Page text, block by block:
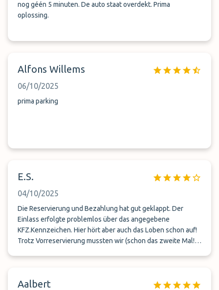
nog géén 5 minuten. De auto staat overdekt. Prima
oplossing.
Alfons Willems
06/10/2025
prima parking
E.S.
04/10/2025
Die Reservierung und Bezahlung hat gut geklappt. Der
Einlass erfolgte problemlos über das angegebene
KFZ.Kennzeichen. Hier hört aber auch das Loben schon auf!
Trotz Vorreservierung mussten wir (schon das zweite Mal!)
Aalbert